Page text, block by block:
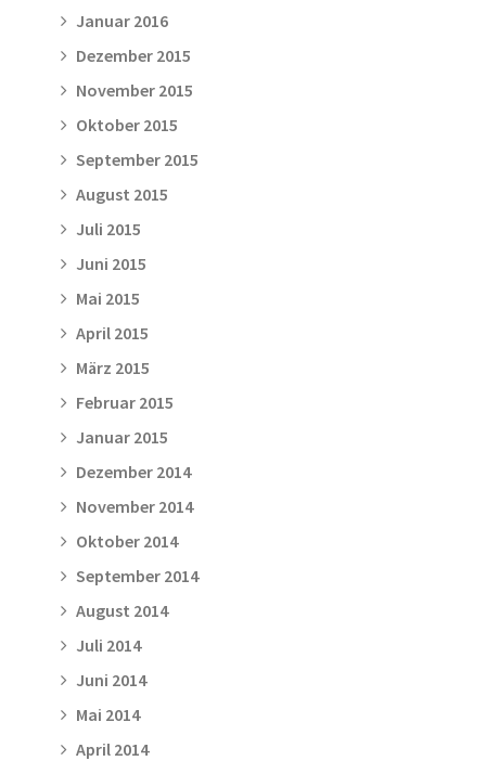
Januar 2016
Dezember 2015
November 2015
Oktober 2015
September 2015
August 2015
Juli 2015
Juni 2015
Mai 2015
April 2015
März 2015
Februar 2015
Januar 2015
Dezember 2014
November 2014
Oktober 2014
September 2014
August 2014
Juli 2014
Juni 2014
Mai 2014
April 2014